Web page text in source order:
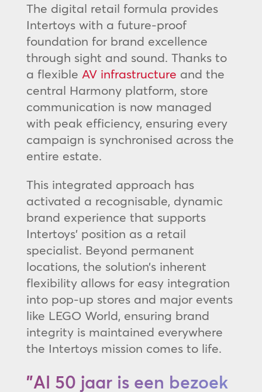
The digital retail formula provides
Intertoys with a future-proof
foundation for brand excellence
through sight and sound. Thanks to
a flexible AV infrastructure and the
central Harmony platform, store
communication is now managed
with peak efficiency, ensuring every
campaign is synchronised across the
entire estate.
This integrated approach has
activated a recognisable, dynamic
brand experience that supports
Intertoys’ position as a retail
specialist. Beyond permanent
locations, the solution’s inherent
flexibility allows for easy integration
into pop-up stores and major events
like LEGO World, ensuring brand
integrity is maintained everywhere
the Intertoys mission comes to life.
"Al 50 jaar is een bezoek